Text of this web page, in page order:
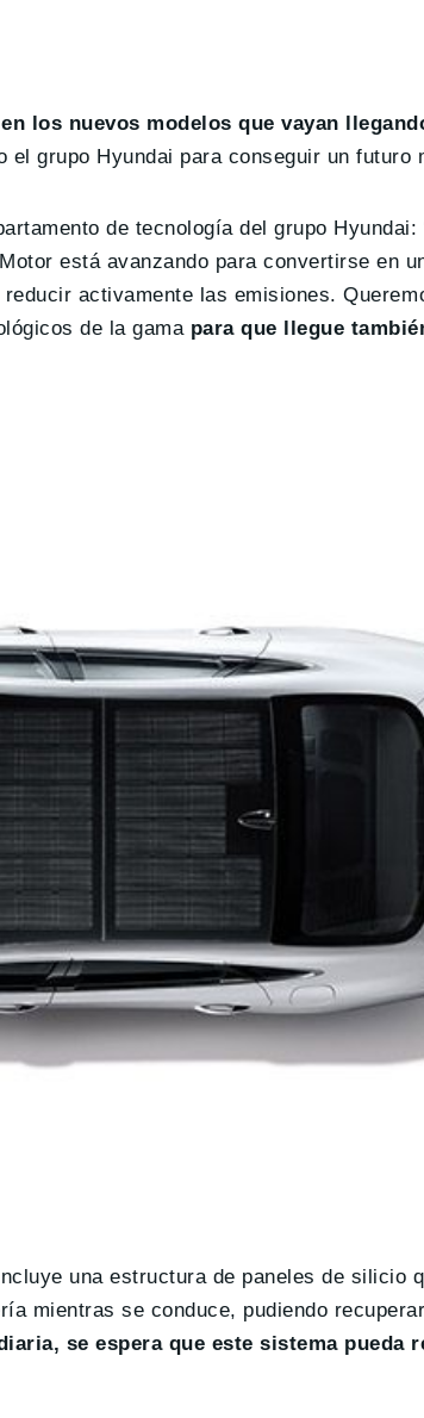
los nuevos modelos que vayan
grupo Hyundai para conseguir un futuro
de tecnología del grupo
está avanzando para convertirse en
activamente las emisiones.
de la gama para que llegue
una estructura de paneles de silicio
mientras se conduce, pudiendo
se espera que este sistema pueda